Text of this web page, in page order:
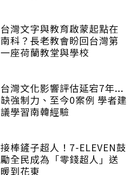
台灣文字與教育啟蒙起點在
南科？長老教會盼回台灣第
一座荷蘭教堂與學校
台灣文化影響評估延宕7年...
缺強制力、至今0案例 學者建
議學習南韓經驗
接棒鏟子超人！7-ELEVEN鼓
勵全民成為「零錢超人」送
暖到花東